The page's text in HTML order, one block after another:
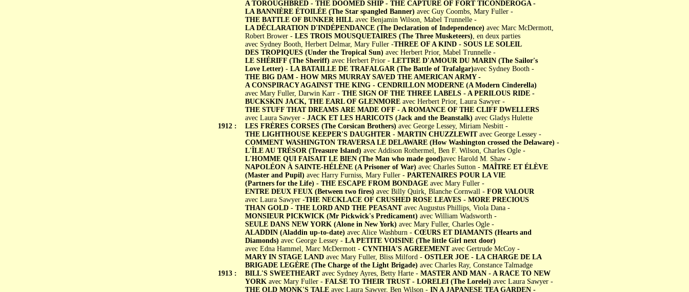
1912 :
1913 :
A TOROUGHBRED - THE DOOMED SHIP - THE CAPTURE OF FORT TICONDEROGA -
LA BANNIÈRE ÉTOILÉE (The Star spangled Banner) avec Guy Coombs, Mary Fuller -
THE BATTLE OF BUNKER HILLavec Benjamin Wilson, Mabel Trunnelle -
LA DÉCLARATION D'INDÉPENDANCE (The Declaration of Independence) avec Marc McDermott,
Robert Brower - LES TROIS MOUSQUETAIRES (The Three Musketeers), en deux parties
avec Sydney Booth, Herbert Delmar, Mary Fuller -THREE OF A KIND -SOUS LE SOLEIL
DES TROPIQUES (Under the Tropical Sun) avec Herbert Prior, Mabel Trunnelle -
LE SHÉRIFF (The Sheriff) avec Herbert Prior - LETTRE D'AMOUR DU MARIN (The Sailor's
Love Letter) - LA BATAILLE DE TRAFALGAR (The Battle of Trafalgar)avec Sydney Booth -
THE BIG DAM - HOW MRS MURRAY SAVED THE AMERICAN ARMY -
A CONSPIRACY AGAINST THE KING - CENDRILLON MODERNE (A Modern Cinderella)
avec Mary Fuller, Darwin Karr - THE SIGN OF THE THREE LABELS - A PERILOUS RIDE -
BUCKSKIN JACK, THE EARL OF GLENMOREavec Herbert Prior, Laura Sawyer -
THE STUFF THAT DREAMS ARE MADE OFF - A ROMANCE OF THE CLIFF DWELLERS
avec Laura Sawyer - JACK ET LES HARICOTS (Jack and the Beanstalk) avec Gladys Hulette
LES FRÈRES CORSES (The Corsican Brothers) avec George Lessey, Miriam Nesbitt -
THE LIGHTHOUSE KEEPER'S DAUGHTER - MARTIN CHUZZLEWITavec George Lessey -
COMMENT WASHINGTON TRAVERSA LE DELAWARE (How Washington crossed the Delaware) -
L'ÎLE AU TRÉSOR (Treasure Island) avec Addison Rothermel, Ben F. Wilson, Charles Ogle -
L'HOMME QUI FAISAIT LE BIEN (The Man who made good)avec Harold M. Shaw -
NAPOLÉON À SAINTE-HÉLÈNE (A Prisoner of War) avec Charles Sutton - MAÎTRE ET ÉLÈVE
(Master and Pupil) avec Harry Furniss, Mary Fuller - PARTENAIRES POUR LA VIE
(Partners for the Life) - THE ESCAPE FROM BONDAGEavec Mary Fuller -
ENTRE DEUX FEUX (Between two fires) avec Billy Quirk, Blanche Cornwall - FOR VALOUR
avec Laura Sawyer -THE NECKLACE OF CRUSHED ROSE LEAVES - MORE PRECIOUS
THAN GOLD - THE LORD AND THE PEASANTavec Augustus Phillips, Viola Dana -
MONSIEUR PICKWICK (Mr Pickwick's Predicament) avec William Wadsworth -
SEULE DANS NEW YORK (Alone in New York) avec Mary Fuller, Charles Ogle -
ALADDIN (Aladdin up-to-date) avec Alice Washburn - CŒURS ET DIAMANTS (Hearts and
Diamonds) avec George Lessey - LA PETITE VOISINE (The little Girl next door)
avec Edna Hammel, Marc McDermott - CYNTHIA'S AGREEMENTavec Gertrude McCoy -
MARY IN STAGE LANDavec Mary Fuller, Bliss Milford - OSTLER JOE - LA CHARGE DE LA
BRIGADE LEGÈRE (The Charge of the Light Brigade) avec Charles Ray, Constance Talmadge
BILL'S SWEETHEARTavec Sydney Ayres, Betty Harte - MASTER AND MAN - A RACE TO NEW
YORKavec Mary Fuller - FALSE TO THEIR TRUST - LORELEI (The Lorelei) avec Laura Sawyer -
THE OLD MONK'S TALEavec Laura Sawyer, Ben Wilson - IN A JAPANESE TEA GARDEN -